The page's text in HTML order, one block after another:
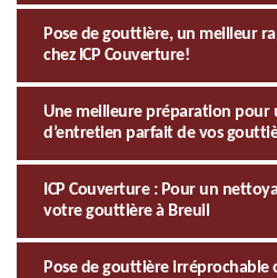
Pose de gouttière, un meilleur
chez ICP Couverture!
Une meilleure préparation pour
d’entretien parfait de vos
ICP Couverture : Pour un
votre gouttière à Breuil
Pose de gouttière irréprochable